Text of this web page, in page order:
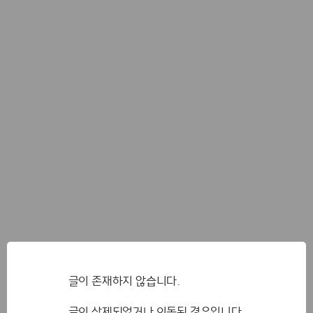
글이 존재하지 않습니다.